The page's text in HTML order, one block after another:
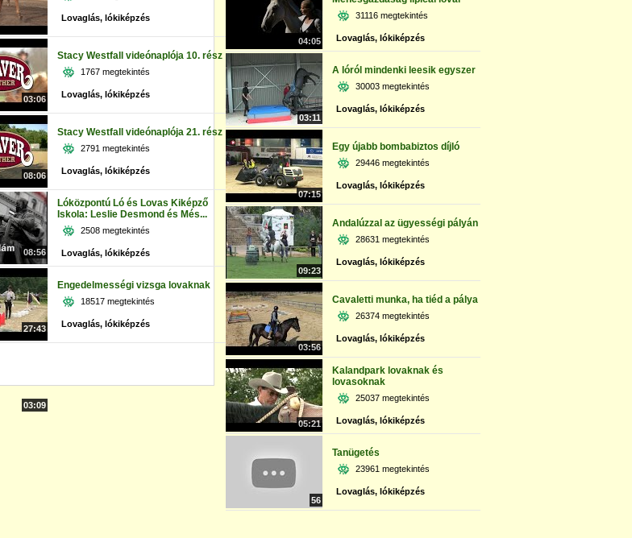
03:06
Lovaglás, lókiképzés
08:06
Stacy Westfall videónaplója 10. rész
1767 megtekintés
Lovaglás, lókiképzés
08:56
Stacy Westfall videónaplója 21. rész
2791 megtekintés
Lovaglás, lókiképzés
27:43
Lóközpontú Ló és Lovas Kiképző
Iskola: Leslie Desmond és Més...
2508 megtekintés
Lovaglás, lókiképzés
03:09
Engedelmességi vizsga lovaknak
18517 megtekintés
Lovaglás, lókiképzés
04:05
31116 megtekintés
Lovaglás, lókiképzés
03:11
A lóról mindenki leesik egyszer
30003 megtekintés
Lovaglás, lókiképzés
07:15
Egy újabb bombabiztos díjló
29446 megtekintés
Lovaglás, lókiképzés
09:23
Andalúzzal az ügyességi pályán
28631 megtekintés
Lovaglás, lókiképzés
03:56
Cavaletti munka, ha tiéd a pálya
26374 megtekintés
Lovaglás, lókiképzés
05:21
Kalandpark lovaknak és
lovasoknak
25037 megtekintés
Lovaglás, lókiképzés
56
Tanügetés
23961 megtekintés
Lovaglás, lókiképzés